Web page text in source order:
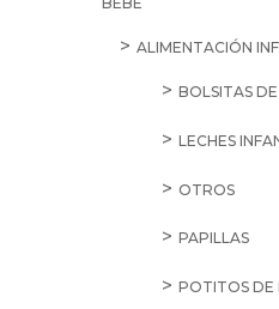
ALIMENTACIÓN
BOLSITAS
LECHES
OTROS
PAPILLAS
POTITOS DE